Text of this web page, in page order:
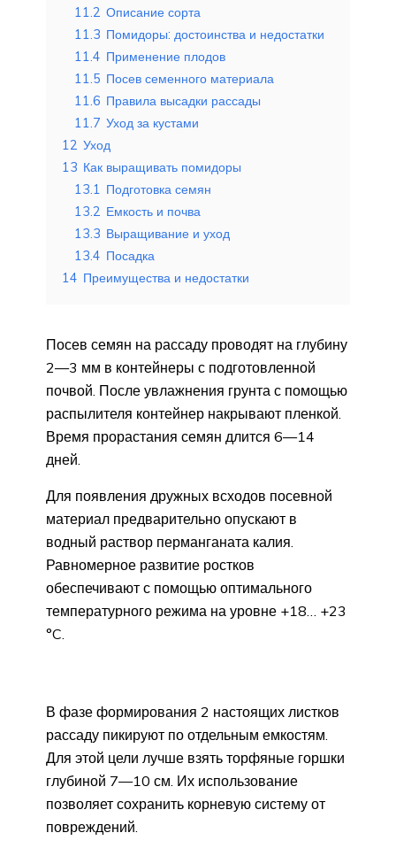
11.2 Описание сорта
11.3 Помидоры: достоинства и недостатки
11.4 Применение плодов
11.5 Посев семенного материала
11.6 Правила высадки рассады
11.7 Уход за кустами
12 Уход
13 Как выращивать помидоры
13.1 Подготовка семян
13.2 Емкость и почва
13.3 Выращивание и уход
13.4 Посадка
14 Преимущества и недостатки
Посев семян на рассаду проводят на глубину
2—3 мм в контейнеры с подготовленной
почвой. После увлажнения грунта с помощью
распылителя контейнер накрывают пленкой.
Время прорастания семян длится 6—14
дней.
Для появления дружных всходов посевной
материал предварительно опускают в
водный раствор перманганата калия.
Равномерное развитие ростков
обеспечивают с помощью оптимального
температурного режима на уровне +18… +23
°C.
В фазе формирования 2 настоящих листков
рассаду пикируют по отдельным емкостям.
Для этой цели лучше взять торфяные горшки
глубиной 7—10 см. Их использование
позволяет сохранить корневую систему от
повреждений.